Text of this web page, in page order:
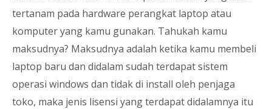
tertanam pada hardware perangkat laptop atau
komputer yang kamu gunakan. Tahukah kamu
maksudnya? Maksudnya adalah ketika kamu membeli
laptop baru dan didalam sudah terdapat sistem
operasi windows dan tidak di install oleh penjaga
toko, maka jenis lisensi yang terdapat didalamnya itu